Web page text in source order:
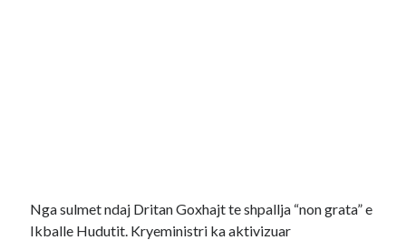
Nga sulmet ndaj Dritan Goxhajt te shpallja “non grata” e
Ikballe Hudutit. Kryeministri ka aktivizuar